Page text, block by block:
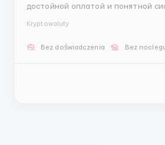
достойной оплатой и понятной
работы — Полное обеспечение 💰 Оплата: — 400 $ +
Kryptowaluty
Bez doświadczenia Bez